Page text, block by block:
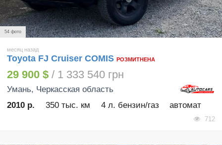
54 фото
месяц назад
Toyota FJ Cruiser COMIS РОЗМИТНЕНА
29 900 $ / 1 333 540 грн
Умань, Черкасская область
2010 р.
350 тыс. км 4 л. бензин/газ автомат
712